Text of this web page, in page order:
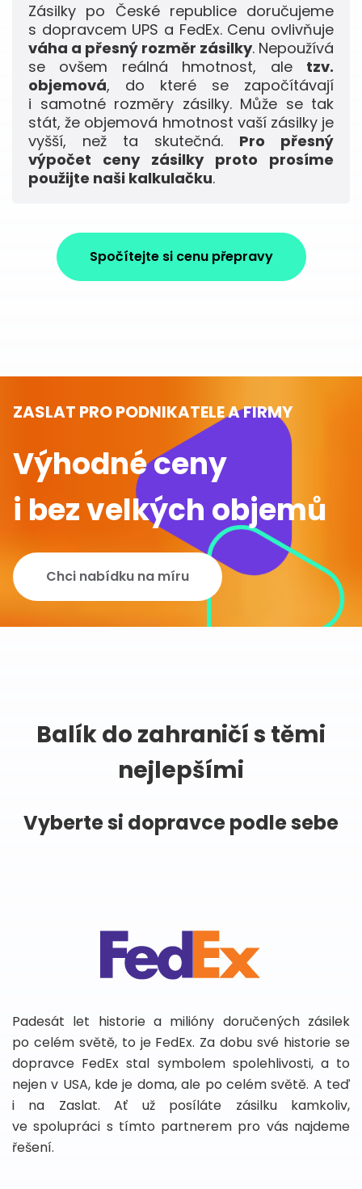
Zásilky po České republice doručujeme
s dopravcem UPS a FedEx. Cenu ovlivňuje
váha a přesný rozměr zásilky. Nepoužívá
se ovšem reálná hmotnost, ale tzv.
objemová, do které se započítávají
i samotné rozměry zásilky. Může se tak
stát, že objemová hmotnost vaší zásilky je
vyšší, než ta skutečná. Pro přesný
výpočet ceny zásilky proto prosíme
použijte naši kalkulačku.
Spočítejte si cenu přepravy
ZASLAT PRO PODNIKATELE A FIRMY
Výhodné ceny
i bez velkých objemů
Chci nabídku na míru
Balík do zahraničí s těmi
nejlepšími
Vyberte si dopravce podle sebe
Padesát let historie a milióny doručených zásilek
po celém světě, to je FedEx. Za dobu své historie se
dopravce FedEx stal symbolem spolehlivosti, a to
nejen v USA, kde je doma, ale po celém světě. A teď
i na Zaslat. Ať už posíláte zásilku kamkoliv,
ve spolupráci s tímto partnerem pro vás najdeme
řešení.